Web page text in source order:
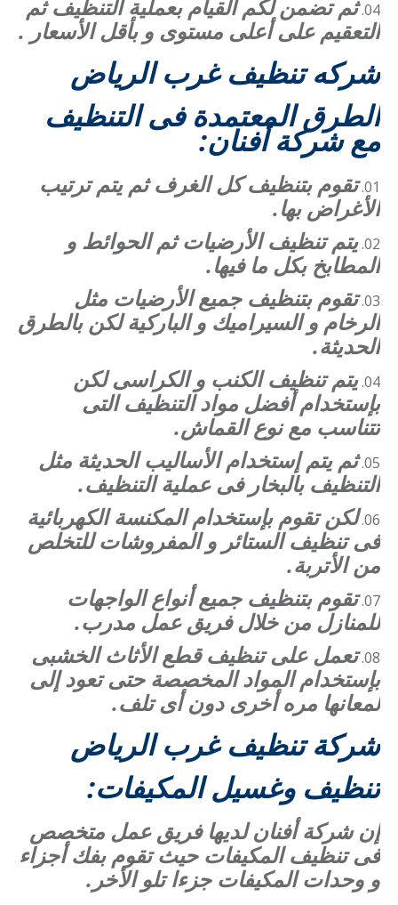
ثم تضمن لكم القيام بعملية التنظيف ثم
التعقيم على أعلى مستوى و بأقل الأسعار .
شركه تنظيف غرب الرياض
الطرق المعتمدة فى التنظيف
مع شركة أفنان:
تقوم بتنظيف كل الغرف ثم يتم ترتيب
الأغراض بها.
يتم تنظيف الأرضيات ثم الحوائط و
المطابخ بكل ما فيها.
تقوم بتنظيف جميع الأرضيات مثل
الرخام و السيراميك و الباركية لكن بالطرق
الحديثة.
يتم تنظيف الكنب و الكراسى لكن
بإستخدام أفضل مواد التنظيف التى
تتناسب مع نوع القماش.
ثم يتم إستخدام الأساليب الحديثة مثل
التنظيف بالبخار فى عملية التنظيف.
لكن تقوم بإستخدام المكنسة الكهربائية
فى تنظيف الستائر و المفروشات للتخلص
من الأتربة.
تقوم بتنظيف جميع أنواع الواجهات
للمنازل من خلال فريق عمل مدرب.
تعمل على تنظيف قطع الأثاث الخشبى
بإستخدام المواد المخصصة حتى تعود إلى
لمعانها مره أخرى دون أى تلف.
شركة تنظيف غرب الرياض
تنظيف وغسيل المكيفات:
إن شركة أفنان لديها فريق عمل متخصص
فى تنظيف المكيفات حيث تقوم بفك أجزاء
و وحدات المكيفات جزءا تلو الأخر.